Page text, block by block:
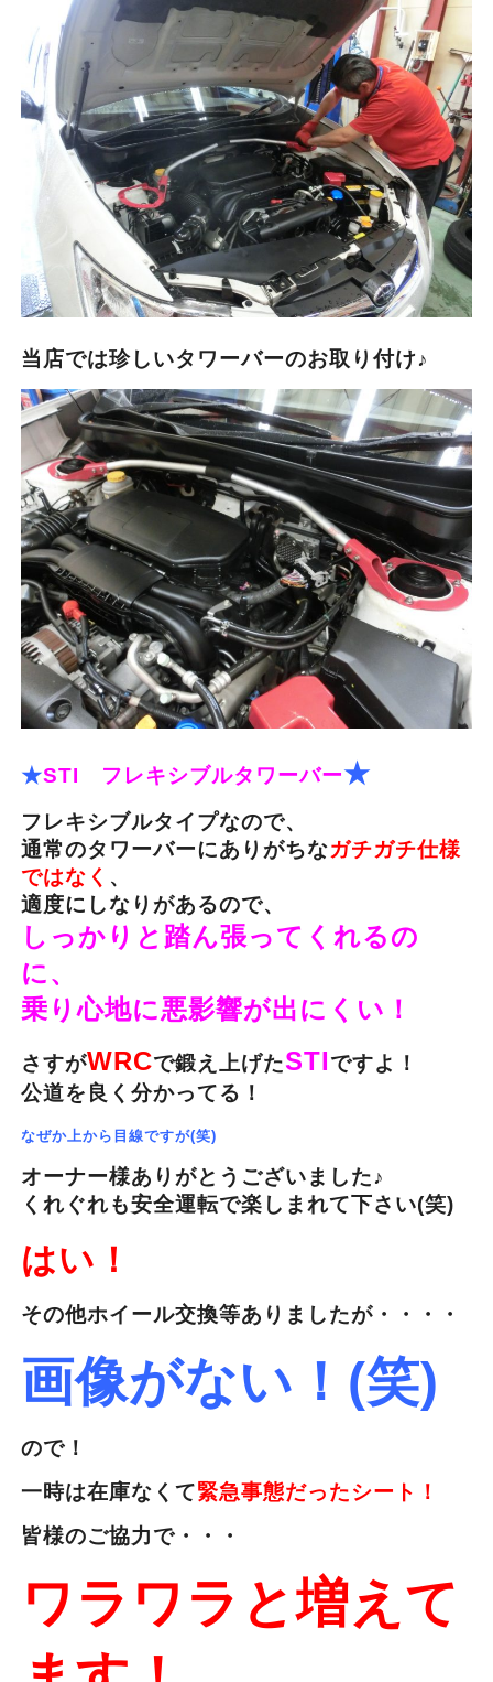
当店では珍しいタワーバーのお取り付け♪
★STI フレキシブルタワーバー★
フレキシブルタイプなので、
通常のタワーバーにありがちなガチガチ仕様
ではなく 、
適度にしなりがあるので、
しっかりと踏ん張ってくれるの
に、
乗り心地に悪影響が出にくい！
さすがWRCで鍛え上げたSTIですよ！
公道を良く分かってる！
なぜか上から目線ですが(笑)
オーナー様ありがとうございました♪
くれぐれも安全運転で楽しまれて下さい(笑)
はい！
その他ホイール交換等ありましたが・・・・
画像がない！(笑)
ので！
一時は在庫なくて緊急事態だったシート！
皆様のご協力で・・・
ワラワラと増えて